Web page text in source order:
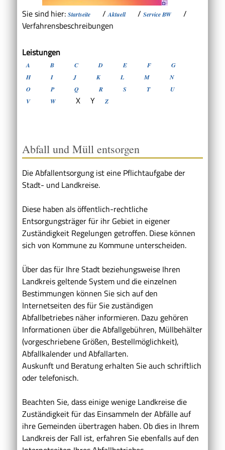
Sie sind hier: Startseite /Aktuell / Service BW
/
Verfahrensbeschreibungen
Leistungen
A B C D E F
G
H
I J K L M
N
O
P Q R S T
U
V
W X Y Z
Abfall und Müll entsorgen
Die Abfallentsorgung ist eine Pflichtaufgabe der
Stadt- und Landkreise.
Diese haben als öffentlich-rechtliche
Entsorgungsträger für ihr Gebiet in eigener
Zuständigkeit Regelungen getroffen. Diese können
sich von Kommune zu Kommune unterscheiden.
Über das für Ihre Stadt beziehungsweise Ihren
Landkreis geltende System und die einzelnen
Bestimmungen können Sie sich auf den
Internetseiten des für Sie zuständigen
Abfallbetriebes näher informieren. Dazu gehören
Informationen über die Abfallgebühren, Müllbehälter
(vorgeschriebene Größen, Bestellmöglichkeit),
Abfallkalender und Abfallarten.
Auskunft und Beratung erhalten Sie auch schriftlich
oder telefonisch.
Beachten Sie, dass einige wenige Landkreise die
Zuständigkeit für das Einsammeln der Abfälle auf
ihre Gemeinden übertragen haben. Ob dies in Ihrem
Landkreis der Fall ist, erfahren Sie ebenfalls auf den